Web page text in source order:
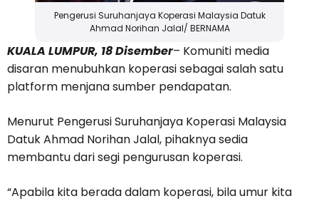
Pengerusi Suruhanjaya Koperasi Malaysia Datuk
Ahmad Norihan Jalal/ BERNAMA
KUALA LUMPUR, 18 Disember– Komuniti media
disaran menubuhkan koperasi sebagai salah satu
platform menjana sumber pendapatan.
Menurut Pengerusi Suruhanjaya Koperasi Malaysia
Datuk Ahmad Norihan Jalal, pihaknya sedia
membantu dari segi pengurusan koperasi.
“Apabila kita berada dalam koperasi, bila umur kita